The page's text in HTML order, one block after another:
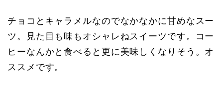
チョコとキャラメルなのでなかなかに甘めなスー
ツ。見た目も味もオシャレねスイーツです。コー
ヒーなんかと食べると更に美味しくなりそう。オ
ススメです。